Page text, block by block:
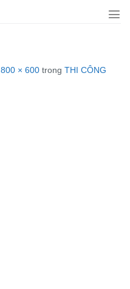
800 × 600 trong THI CÔNG